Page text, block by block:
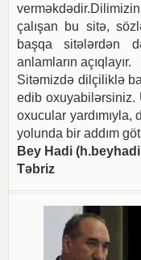
çalışan bu sitə,
başqa sitələrdən
anlamların açıqlayır.
Sitəmizdə dilçiliklə
edib oxuyabilərsiniz.
oxucular yardımıyla,
yolunda bir addım
Bey Hadi (
Təbriz